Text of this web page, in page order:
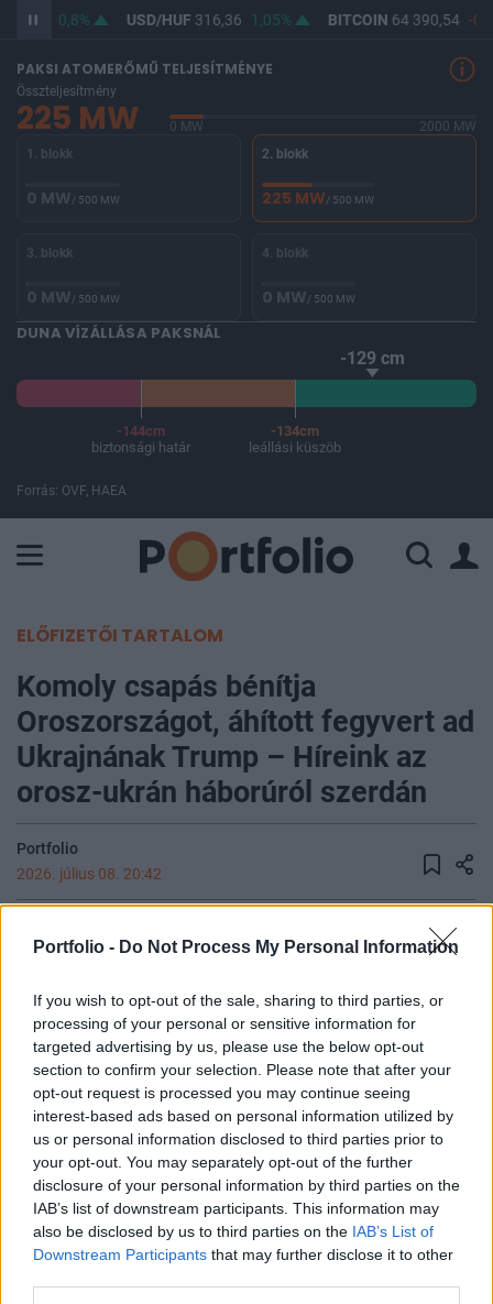
Portfolio - Do Not Process My Personal Information
If you wish to opt-out of the sale, sharing to third parties, or
processing of your personal or sensitive information for
targeted advertising by us, please use the below opt-out
section to confirm your selection. Please note that after your
opt-out request is processed you may continue seeing
interest-based ads based on personal information utilized by
us or personal information disclosed to third parties prior to
your opt-out. You may separately opt-out of the further
disclosure of your personal information by third parties on the
IAB’s list of downstream participants. This information may
also be disclosed by us to third parties on the IAB’s List of
Downstream Participants that may further disclose it to other
0,8% USD/HUF316,36 1,05% BITCOIN64 390,54 -
PAKSI ATOMERŐMŰ TELJESÍTMÉNYE
Összteljesítmény
225 MW 0 MW
2000 MW
1. blokk
0 MW/ 500 MW
2. blokk
225 MW/ 500 MW
3. blokk
0 MW/ 500 MW
4. blokk
0 MW/ 500 MW
DUNA VÍZÁLLÁSA PAKSNÁL
-129 cm
-144cm
biztonsági határ
-134cm
leállási küszöb
Forrás: OVF, HAEA
ELŐFIZETŐI TARTALOM
Komoly csapás bénítja
Oroszországot, áhított fegyvert ad
Ukrajnának Trump – Híreink az
orosz-ukrán háborúról szerdán
Portfolio
2026. július 08. 20:42
robbanófejjel felszerelt ballisztikus rakétát vetett
Odessza megye katonai közigazgatási vezetője
szerint Moszkva ezzel "nyilvánvalóan" semmibe
vette a nemzetközi humanitárius jog szabályait. A
támadás tüzet okozott egy ipari épületben, öt
embert pedig kórházba szállítottak, egyikük
állapota súlyos. A Kyiv Independent arról ír,
Donald Trump tegnap kijelentette, hogy Volodimir
Zelenszkij ukrán és Vlagyimir Putyin orosz elnök
is meg szeretne állapodni a háború lezárásáról. Az